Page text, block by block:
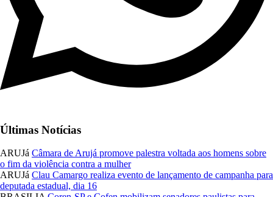
Últimas Notícias
ARUJá Câmara de Arujá promove palestra voltada aos homens sobre
o fim da violência contra a mulher
ARUJá Clau Camargo realiza evento de lançamento de campanha para
deputada estadual, dia 16